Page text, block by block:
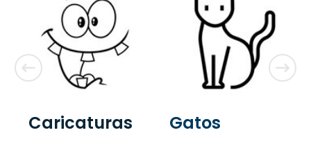
Caricaturas Gatos